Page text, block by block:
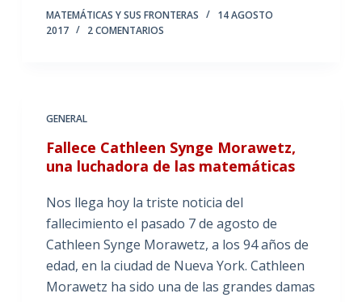
MATEMÁTICAS Y SUS FRONTERAS
14 AGOSTO
2017
2 COMENTARIOS
GENERAL
Fallece Cathleen Synge Morawetz,
una luchadora de las matemáticas
Nos llega hoy la triste noticia del
fallecimiento el pasado 7 de agosto de
Cathleen Synge Morawetz, a los 94 años de
edad, en la ciudad de Nueva York. Cathleen
Morawetz ha sido una de las grandes damas